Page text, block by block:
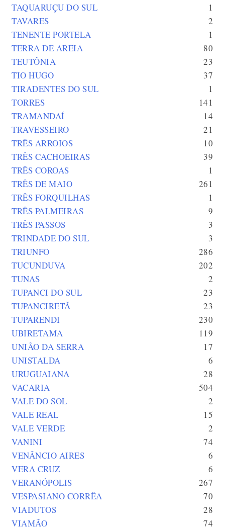
TAQUARUÇU DO SUL
1
TAVARES
2
TENENTE PORTELA
1
TERRA DE AREIA
80
TEUTÔNIA
23
TIO HUGO
37
TIRADENTES DO SUL
1
TORRES
141
TRAMANDAÍ
14
TRAVESSEIRO
21
TRÊS ARROIOS
10
TRÊS CACHOEIRAS
39
TRÊS COROAS
1
TRÊS DE MAIO
261
TRÊS FORQUILHAS
1
TRÊS PALMEIRAS
9
TRÊS PASSOS
3
TRINDADE DO SUL
3
TRIUNFO
286
TUCUNDUVA
202
TUNAS
2
TUPANCI DO SUL
23
TUPANCIRETÃ
23
TUPARENDI
230
UBIRETAMA
119
UNIÃO DA SERRA
17
UNISTALDA
6
URUGUAIANA
28
VACARIA
504
VALE DO SOL
2
VALE REAL
15
VALE VERDE
2
VANINI
74
VENÂNCIO AIRES
6
VERA CRUZ
6
VERANÓPOLIS
267
VESPASIANO CORRÊA
70
VIADUTOS
28
VIAMÃO
74